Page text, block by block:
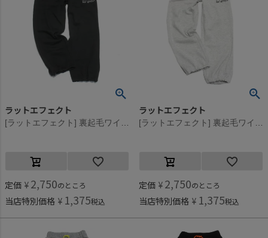
ラットエフェクト
定価 ¥ 2,750のところ
当店特別価格 ¥ 1,375税込
ラットエフェクト
定価 ¥ 2,750のところ
当店特別価格 ¥ 1,375税込